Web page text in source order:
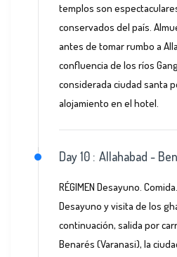
templos son
conservados del país.
antes de tomar rumbo a
confluencia de los ríos
considerada ciudad santa
alojamiento en el hotel.
Day 10 : Allahabad -
RÉGIMEN Desayuno.
Desayuno y visita de los
continuación, salida por
Benarés (Varanasi), la